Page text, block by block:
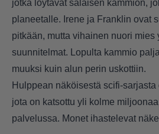
jotka löytävät salaisen kammion,
planeetalle. Irene ja Franklin ovat
pitkään, mutta vihainen nuori mies
suunnitelmat. Lopulta kammio
muuksi kuin alun perin uskottiin.
Hulppean näköisestä scifi-
jota on katsottu yli kolme
palvelussa. Monet ihastelevat